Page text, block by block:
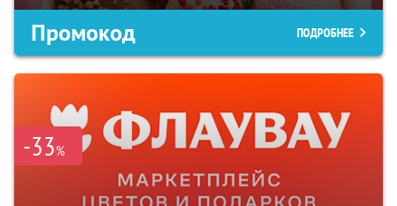
Промокод ПОДРОБНЕЕ
-33%